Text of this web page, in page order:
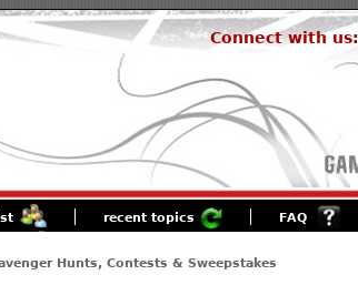
Connect with us:
recent topics FAQ
Hunts, Contests & Sweepstakes